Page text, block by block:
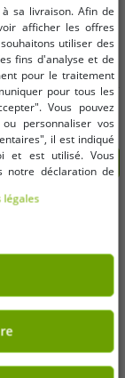
disponibles
L XL
extensible Soft
en coton noir
€* 18,14 €
le panier
sa livraison. Afin de
afficher les offres
utiliser des
fins d'analyse et de
pour le traitement
pour tous les
Vous pouvez
personnaliser vos
il est indiqué
et est utilisé. Vous
notre déclaration de
trouvent dans les
légales